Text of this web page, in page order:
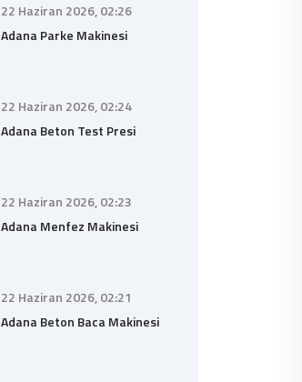
22 Haziran 2026, 02:26
Adana Parke Makinesi
22 Haziran 2026, 02:24
Adana Beton Test Presi
22 Haziran 2026, 02:23
Adana Menfez Makinesi
22 Haziran 2026, 02:21
Adana Beton Baca Makinesi